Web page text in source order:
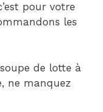
pour votre
les
de lotte à
ne manquez